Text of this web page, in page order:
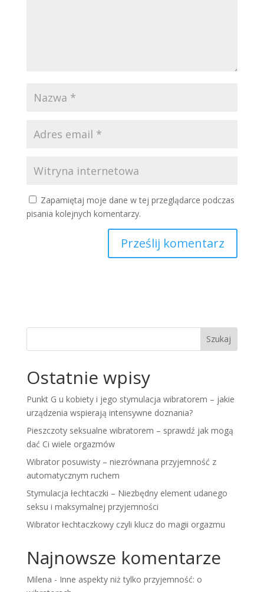
Zapamiętaj moje dane w tej przeglądarce podczas
pisania kolejnych komentarzy.
Szukaj
Ostatnie wpisy
Punkt G u kobiety i jego stymulacja wibratorem – jakie
urządzenia wspierają intensywne doznania?
Pieszczoty seksualne wibratorem – sprawdź jak mogą
dać Ci wiele orgazmów
Wibrator posuwisty – niezrównana przyjemność z
automatycznym ruchem
Stymulacja łechtaczki – Niezbędny element udanego
seksu i maksymalnej przyjemności
Wibrator łechtaczkowy czyli klucz do magii orgazmu
Najnowsze komentarze
Milena - Inne aspekty niż tylko przyjemność: o